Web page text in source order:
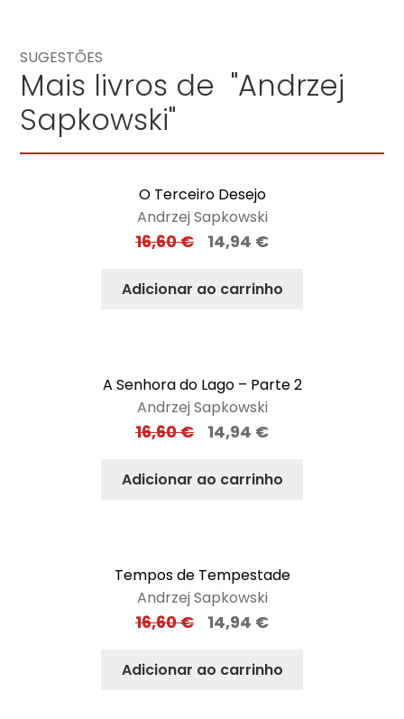
SUGESTÕES
Mais livros de "Andrzej
Sapkowski"
O Terceiro Desejo
Andrzej Sapkowski
16,60€ 14,94 €
Adicionar ao carrinho
A Senhora do Lago – Parte 2
Andrzej Sapkowski
16,60€ 14,94 €
Adicionar ao carrinho
Tempos de Tempestade
Andrzej Sapkowski
16,60€ 14,94 €
Adicionar ao carrinho